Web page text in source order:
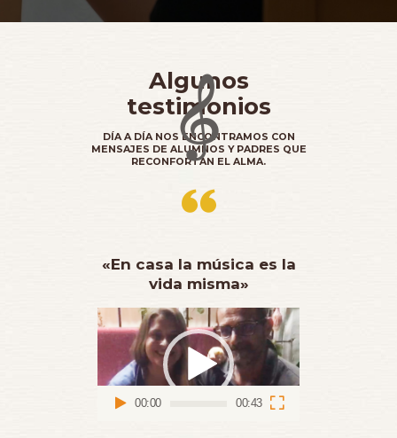
Algunos
testimonios
DÍA A DÍA NOS ENCONTRAMOS CON
MENSAJES DE ALUMNOS Y PADRES QUE
RECONFORTAN EL ALMA.
«En casa la música es la
vida misma»
Reproductor
de
vídeo
00:00 00:43